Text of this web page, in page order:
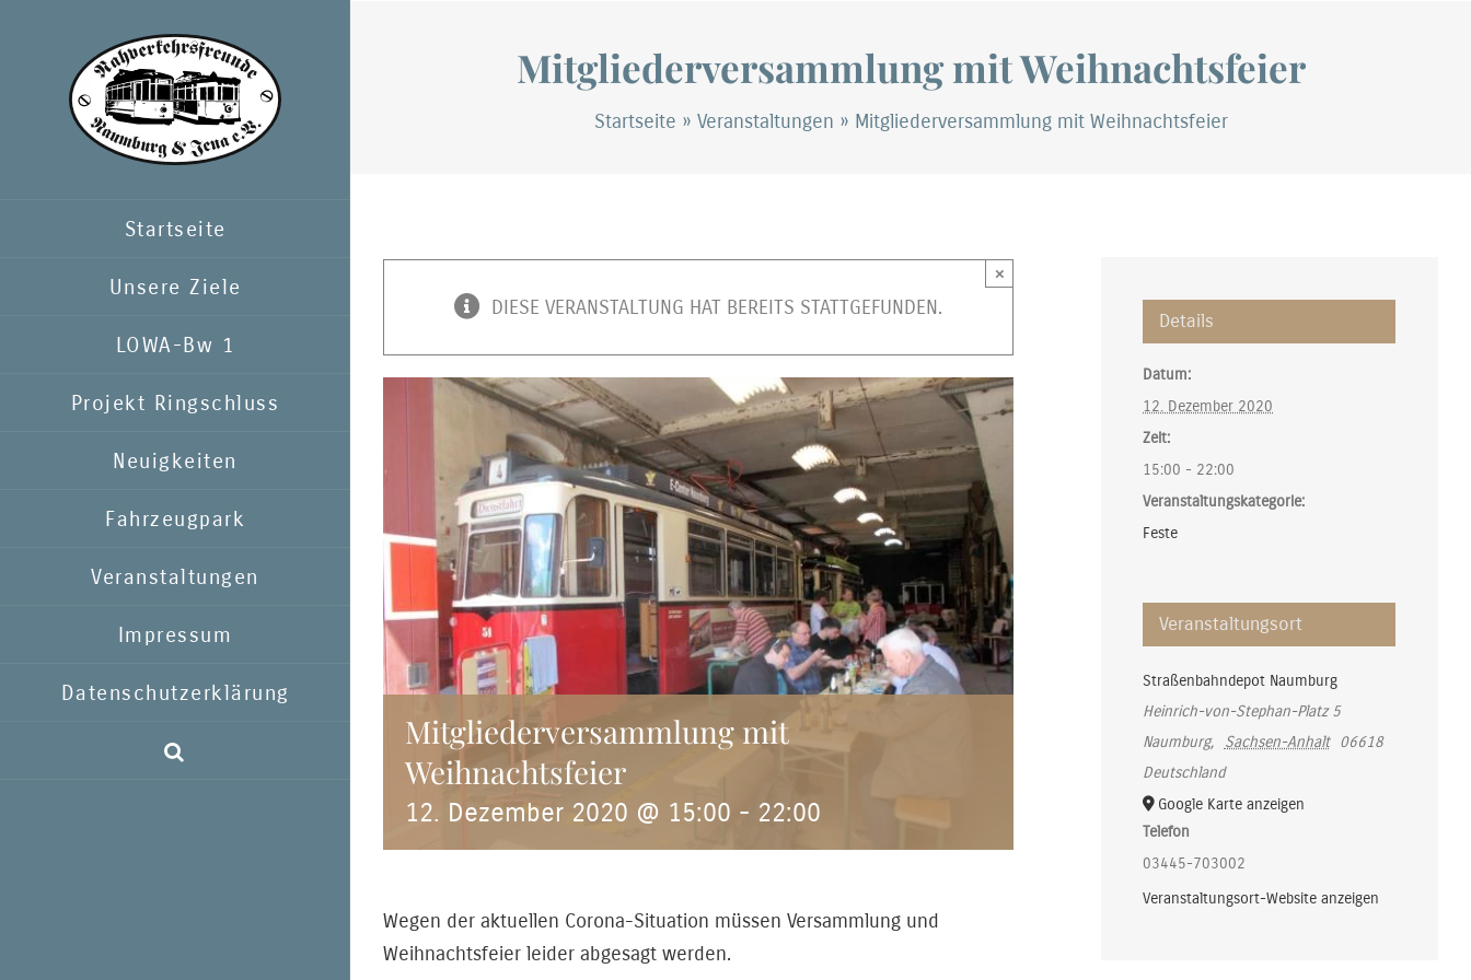
springen
Startseite
Unsere Ziele
LOWA-Bw 1
Projekt Ringschluss
Neuigkeiten
Fahrzeugpark
Veranstaltungen
Impressum
Datenschutzerklärung
Mitgliederversammlung mit Weihnachtsfeier
Startseite » Veranstaltungen » Mitgliederversammlung mit Weihnachtsfeier
DIESE VERANSTALTUNG HAT BEREITS STATTGEFUNDEN.
×
Mitgliederversammlung mit
Weihnachtsfeier
12. Dezember 2020 @ 15:00 - 22:00
Wegen der aktuellen Corona-Situation müssen Versammlung und
Weihnachtsfeier leider abgesagt werden.
Details
Datum:
12. Dezember 2020
Zeit:
15:00 - 22:00
Veranstaltungskategorie:
Feste
Veranstaltungsort
Straßenbahndepot Naumburg
Heinrich-von-Stephan-Platz 5
Naumburg, Sachsen-Anhalt
06618
Deutschland
Google Karte anzeigen
Telefon
03445-703002
Veranstaltungsort-Website anzeigen